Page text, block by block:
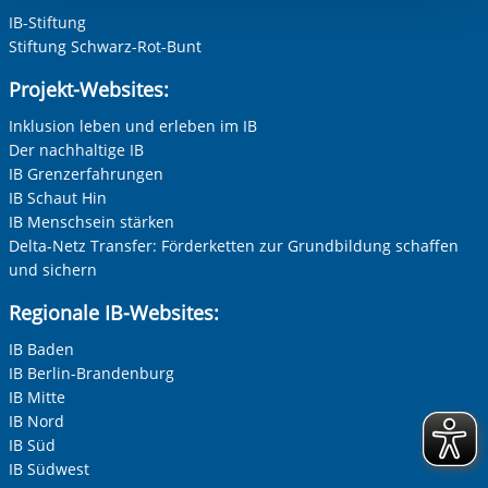
IB-Stiftung
Stiftung Schwarz-Rot-Bunt
Projekt-Websites:
Inklusion leben und erleben im IB
Der nachhaltige IB
IB Grenzerfahrungen
IB Schaut Hin
IB Menschsein stärken
Delta-Netz Transfer: Förderketten zur Grundbildung schaffen
und sichern
Regionale IB-Websites:
IB Baden
IB Berlin-Brandenburg
IB Mitte
IB Nord
IB Süd
IB Südwest